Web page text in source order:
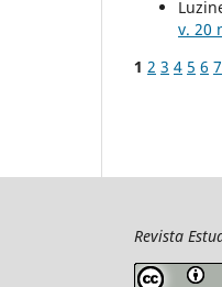
v. 20
1 2 3 4 5 6 7
Revista